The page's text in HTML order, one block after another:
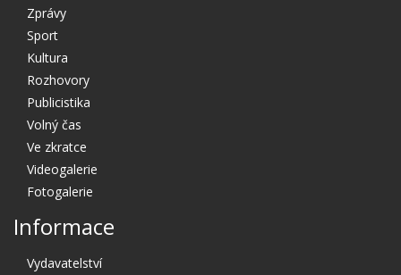
Zprávy
Sport
Kultura
Rozhovory
Publicistika
Volný čas
Ve zkratce
Videogalerie
Fotogalerie
Informace
Vydavatelství